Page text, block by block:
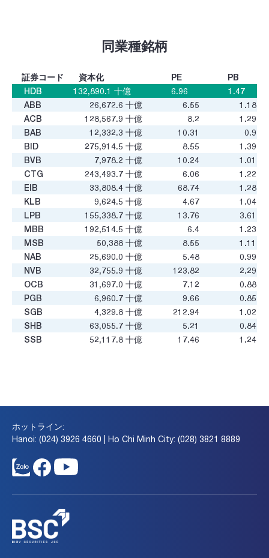
同業種銘柄
証券コード 資本化 PE
PB
HDB
132,890.1 十億 6.96
1.47
ABB
26,672.6 十億 6.55
1.18
ACB
128,567.9 十億 8.2
1.29
BAB
12,332.3 十億 10.31
0.9
BID
275,914.5 十億 8.55
1.39
BVB
7,978.2 十億 10.24
1.01
CTG
243,493.7 十億 6.06
1.22
EIB
33,808.4 十億 68.74
1.28
KLB
9,624.5 十億 4.67
1.04
LPB
155,338.7 十億 13.76
3.61
MBB
192,514.5 十億 6.4
1.23
MSB
50,388 十億 8.55
1.11
NAB
25,690.0 十億 5.48
0.99
NVB
32,755.9 十億 123.82
2.29
OCB
31,697.0 十億 7.12
0.88
PGB
6,960.7 十億 9.66
0.85
SGB
4,329.8 十億 212.94
1.02
SHB
63,055.7 十億 5.21
0.84
SSB
52,117.8 十億 17.46
1.24
VBB
15,932.7十億 10.28
1.21
VCB
VIB
49,528.3十億 6.68
ホットライン:
Hanoi: (024) 3926 4660 | Ho Chi Minh City: (028) 3821 8889